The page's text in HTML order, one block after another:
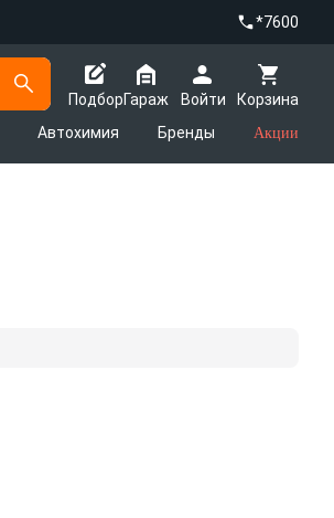
*7600
Подбор
Корзина
Гараж
Войти
Автохимия Бренды Акции